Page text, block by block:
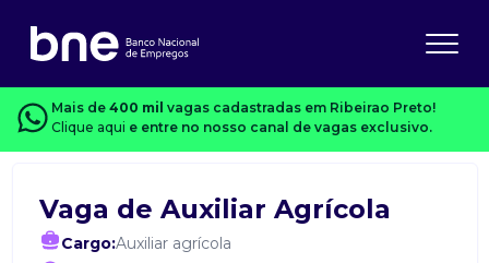
Mais de 400 mil vagas cadastradas em Ribeirao Preto!
Clique aqui e entre no nosso canal de vagas exclusivo.
Vaga de Auxiliar Agrícola
Cargo:Auxiliar agrícola